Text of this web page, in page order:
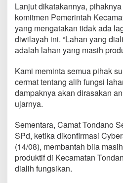
Lanjut dikatakannya,
komitmen Pemerintah
yang mengatakan tidak ada
diwilayah ini. “Lahan yang
adalah lahan yang masih
Kami meminta semua pihak
cermat tentang alih fungsi
dampaknya akan dirasakan
ujarnya.
Sementara, Camat Tondano
SPd, ketika dikonfirmasi
(14/08), membantah bila
produktif di Kecamatan
dialih fungsikan.